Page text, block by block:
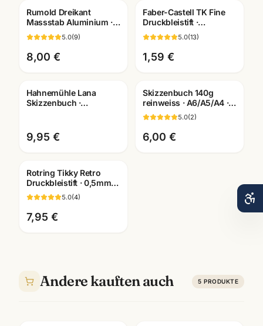
Rumold Dreikant
Massstab Aluminium ·
Lineal in mehreren
Groessen · Technisches
Zeichnen
5.0(9)
8,00 €
Faber-Castell TK Fine
Druckbleistift ·
0,35/0,5/0,7/1,0mm · mit
passenden Minen
5.0(13)
1,59 €
Hahnemühle Lana
Skizzenbuch ·
Künstler
9,95 €
Skizzenbuch 140g
reinweiss · A6/A5/A4 ·
Zeichenpapier für
Studien unterwegs
5.0(2)
6,00 €
Rotring Tikky Retro
Druckbleistift · 0,5mm +
0,7mm · nachfuellbar ·
Mannheim
5.0(4)
7,95 €
Andere kauften auch 5 PRODUKTE